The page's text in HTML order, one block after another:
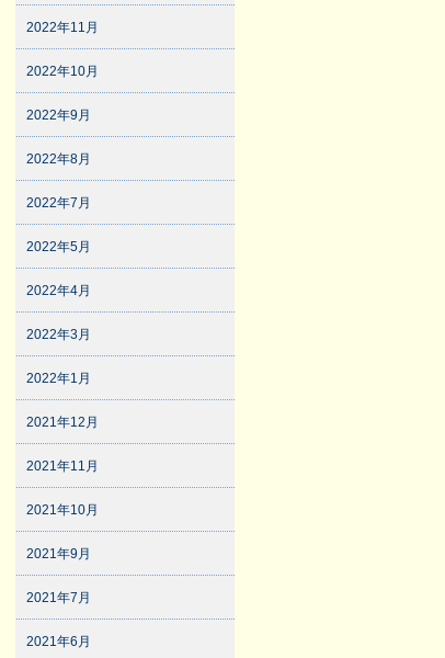
2022年11月
2022年10月
2022年9月
2022年8月
2022年7月
2022年5月
2022年4月
2022年3月
2022年1月
2021年12月
2021年11月
2021年10月
2021年9月
2021年7月
2021年6月